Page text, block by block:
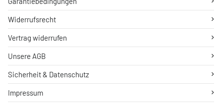
Widerrufsrecht
Vertrag widerrufen
Unsere AGB
Sicherheit & Datenschutz
Impressum